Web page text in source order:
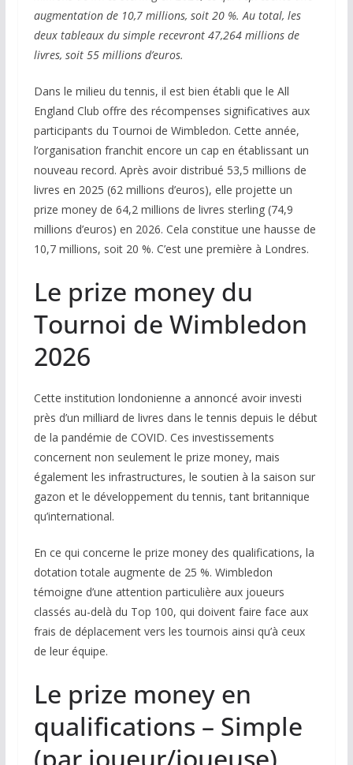
augmentation de 10,7 millions, soit 20 %. Au total, les
deux tableaux du simple recevront 47,264 millions de
livres, soit 55 millions d’euros.
Dans le milieu du tennis, il est bien établi que le All
England Club offre des récompenses significatives aux
participants du Tournoi de Wimbledon. Cette année,
l’organisation franchit encore un cap en établissant un
nouveau record. Après avoir distribué 53,5 millions de
livres en 2025 (62 millions d’euros), elle projette un
prize money de 64,2 millions de livres sterling (74,9
millions d’euros) en 2026. Cela constitue une hausse de
10,7 millions, soit 20 %. C’est une première à Londres.
Le prize money du
Tournoi de Wimbledon
2026
Cette institution londonienne a annoncé avoir investi
près d’un milliard de livres dans le tennis depuis le début
de la pandémie de COVID. Ces investissements
concernent non seulement le prize money, mais
également les infrastructures, le soutien à la saison sur
gazon et le développement du tennis, tant britannique
qu’international.
En ce qui concerne le prize money des qualifications, la
dotation totale augmente de 25 %. Wimbledon
témoigne d’une attention particulière aux joueurs
classés au-delà du Top 100, qui doivent faire face aux
frais de déplacement vers les tournois ainsi qu’à ceux
de leur équipe.
Le prize money en
qualifications – Simple
(par joueur/joueuse)